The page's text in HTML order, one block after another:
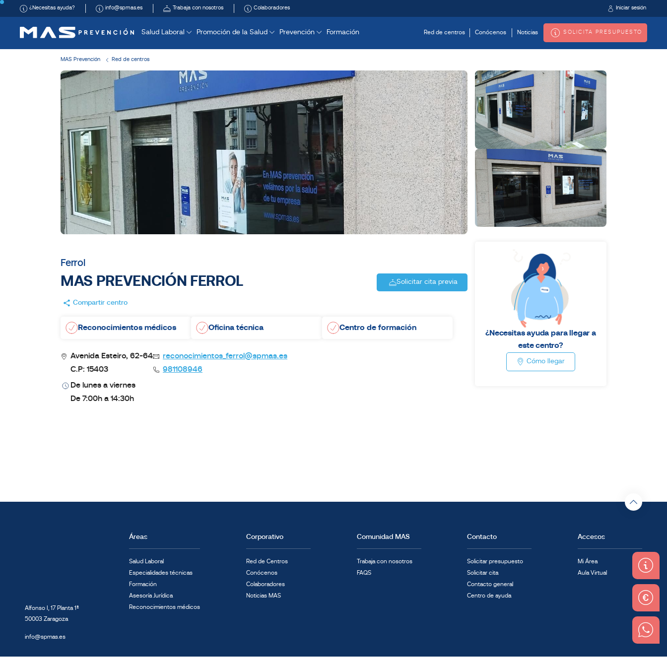
¿Necesitas ayuda? info@spmas.es Trabaja con nosotros Colaboradores Iniciar sesión
Salud Laboral Promoción de la Salud Prevención Formación Red de centros Conócenos Noticias SOLICITA PRESUPUESTO
MAS Prevención Red de centros
Ferrol
MAS PREVENCIÓN FERROL Solicitar cita previa
Compartir centro
Reconocimientos médicos Oficina técnica Centro de formación
Avenida Esteiro, 62-64
C.P: 15403
De lunes a viernes
De 7:00h a 14:30h
reconocimientos_ferrol@spmas.es
981108946
¿Necesitas ayuda para llegar a
este centro?
Cómo llegar
Alfonso I, 17 Planta 1ª
50003 Zaragoza
info@spmas.es
Áreas
Salud Laboral
Especialidades técnicas
Formación
Asesoría Jurídica
Reconocimientos médicos
Corporativo
Red de Centros
Conócenos
Colaboradores
Noticias MAS
Comunidad MAS
Trabaja con nosotros
FAQS
Contacto
Solicitar presupuesto
Solicitar cita
Contacto general
Centro de ayuda
Accesos
Mi Área
Aula Virtual